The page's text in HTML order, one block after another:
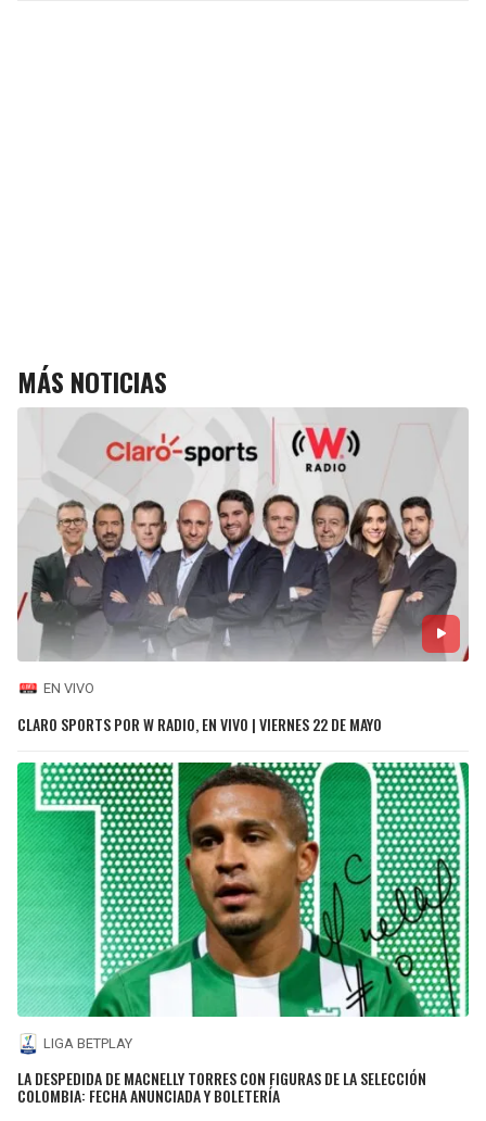
MÁS NOTICIAS
EN VIVO
CLARO SPORTS POR W RADIO, EN VIVO | VIERNES 22 DE MAYO
LIGA BETPLAY
LA DESPEDIDA DE MACNELLY TORRES CON FIGURAS DE LA SELECCIÓN
COLOMBIA: FECHA ANUNCIADA Y BOLETERÍA